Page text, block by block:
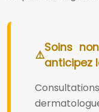
Soins
anticipez